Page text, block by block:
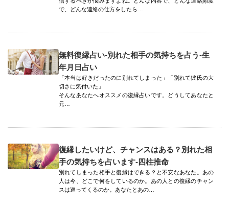
で、どんな連絡の仕方をしたら…
無料復縁占い-別れた相手の気持ちを占う-生
年月日占い
「本当は好きだったのに別れてしまった」「別れて彼氏の大
切さに気付いた」
そんなあなたへオススメの復縁占いです。どうしてあなたと
元…
復縁したいけど、チャンスはある？別れた相
手の気持ちを占います-四柱推命
別れてしまった相手と復縁はできる？と不安なあなた。あの
人は今、どこで何をしているのか。あの人との復縁のチャン
スは巡ってくるのか。あなたとあの…